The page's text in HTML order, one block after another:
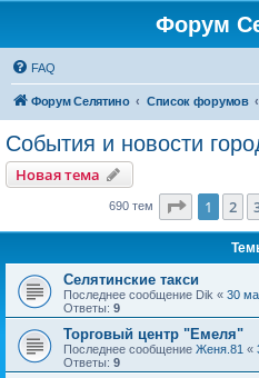
Форум
FAQ
Форум Селятино Список форумов
События и новости
Новая тема
690 тем 1 2
Селятинские такси
Последнее сообщение Dik « 30
Ответы: 9
Торговый центр "Емеля"
Последнее сообщение Женя.81 «
Ответы: 9